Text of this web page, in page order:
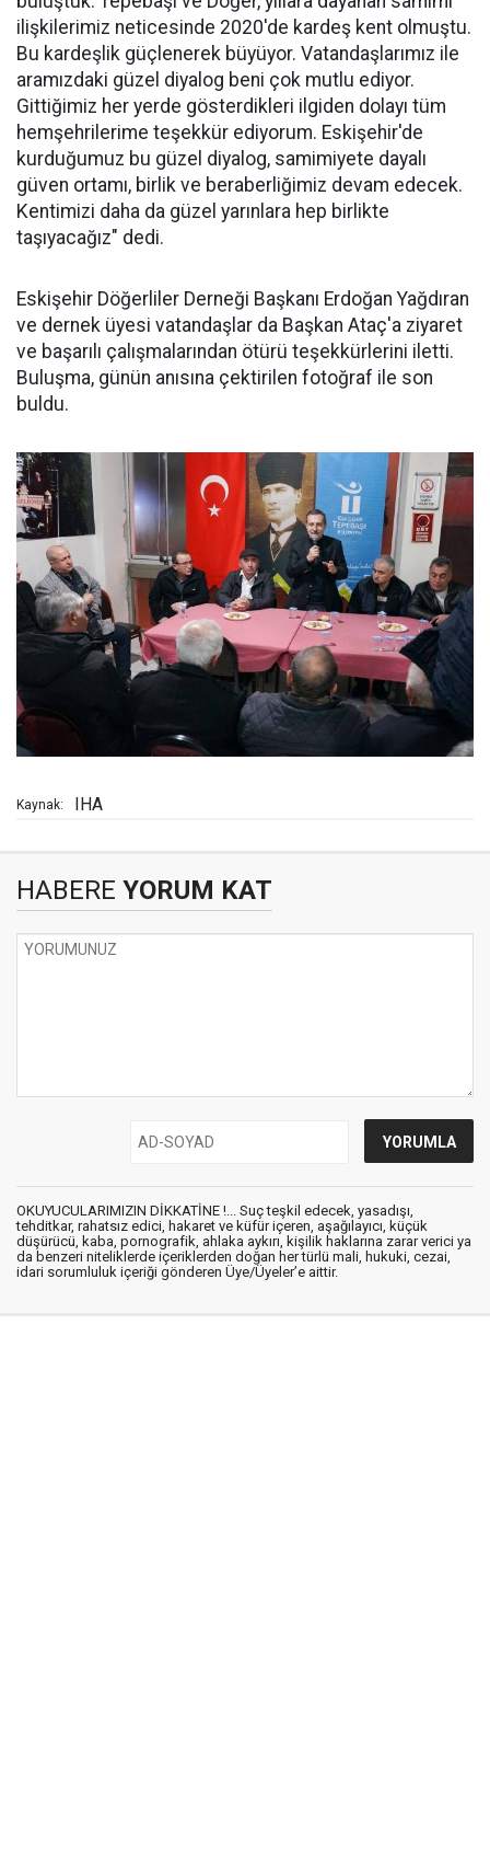
ilişkilerimiz neticesinde 2020'de kardeş kent olmuştu.
Bu kardeşlik güçlenerek büyüyor. Vatandaşlarımız ile
aramızdaki güzel diyalog beni çok mutlu ediyor.
Gittiğimiz her yerde gösterdikleri ilgiden dolayı tüm
hemşehrilerime teşekkür ediyorum. Eskişehir'de
kurduğumuz bu güzel diyalog, samimiyete dayalı
güven ortamı, birlik ve beraberliğimiz devam edecek.
Kentimizi daha da güzel yarınlara hep birlikte
taşıyacağız" dedi.
Eskişehir Döğerliler Derneği Başkanı Erdoğan Yağdıran
ve dernek üyesi vatandaşlar da Başkan Ataç'a ziyaret
ve başarılı çalışmalarından ötürü teşekkürlerini iletti.
Buluşma, günün anısına çektirilen fotoğraf ile son
buldu.
Kaynak: IHA
HABERE YORUM KAT
OKUYUCULARIMIZIN DİKKATİNE !... Suç teşkil edecek, yasadışı,
tehditkar, rahatsız edici, hakaret ve küfür içeren, aşağılayıcı, küçük
düşürücü, kaba, pornografik, ahlaka aykırı, kişilik haklarına zarar verici ya
da benzeri niteliklerde içeriklerden doğan her türlü mali, hukuki, cezai,
idari sorumluluk içeriği gönderen Üye/Üyeler’e aittir.